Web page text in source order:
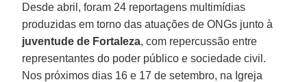
Desde abril, foram 24 reportagens multimídias
produzidas em torno das atuações de ONGs junto à
juventude de Fortaleza, com repercussão entre
representantes do poder público e sociedade civil.
Nos próximos dias 16 e 17 de setembro, na Igreja